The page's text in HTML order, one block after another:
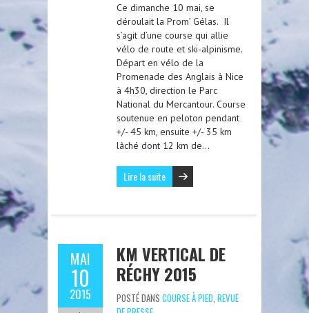
Ce dimanche 10 mai, se
déroulait la Prom’ Gélas. Il
s’agit d’une course qui allie
vélo de route et ski-alpinisme.
Départ en vélo de la
Promenade des Anglais à Nice
à 4h30, direction le Parc
National du Mercantour. Course
soutenue en peloton pendant
+/- 45 km, ensuite +/- 35 km
lâché dont 12 km de…
Lire la suite
MAI
10
2015
KM VERTICAL DE
RÉCHY 2015
POSTÉ DANS COURSE À PIED REVUE